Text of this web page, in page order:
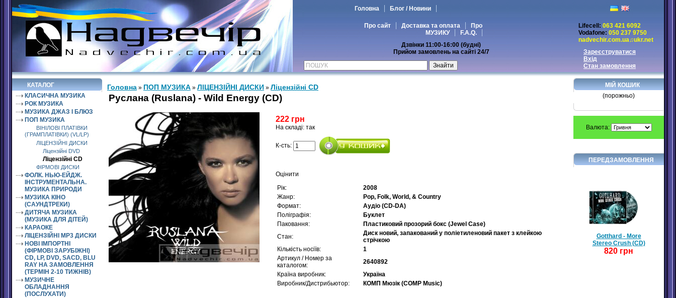
Головна Блог / Новини
Про сайт Доставка та оплата
Про
МУЗИКУ
F.A.Q.
Дзвінки 11:00-16:00 (будні)
Прийом замовлень на сайті 24/7
Lifecell: 063 421 6092
Vodafone: 050 237 9750
nadvechir.com.ua♫ukr.net
Зареєструватися
Вхід
Стан замовлення
КАТАЛОГ
КЛАСИЧНА МУЗИКА
РОК МУЗИКА
МУЗИКА ДЖАЗ І БЛЮЗ
ПОП МУЗИКА
ВІНІЛОВІ ПЛАТІВКИ
(ГРАМПЛАТІВКИ) (VL/LP)
ЛІЦЕНЗІЙНІ ДИСКИ
Ліцензійні DVD
Ліцензійні СD
ФІРМОВІ ДИСКИ
ФОЛК. НЬЮ-ЕЙДЖ.
ІНСТРУМЕНТАЛЬНА.
МУЗИКА ПРИРОДИ
МУЗИКА КІНО
(САУНДТРЕКИ)
ДИТЯЧА МУЗИКА
(МУЗИКА ДЛЯ ДІТЕЙ)
КАРАОКЕ
ЛІЦЕНЗІЙНІ MP3 ДИСКИ
НОВІ ІМПОРТНІ
(ФІРМОВІ ЗАРУБІЖНІ)
CD, LP, DVD, SACD, BLU
RAY НА ЗАМОВЛЕННЯ
(ТЕРМІН 2-10 ТИЖНІВ)
МУЗИЧНЕ
ОБЛАДНАННЯ
(ПОСЛУХАТИ)
Головна » ПОП МУЗИКА » ЛІЦЕНЗІЙНІ ДИСКИ » Ліцензійні СD
Руслана (Ruslana) - Wild Energy (CD)
222 грн
На складі: так
К-сть:
Оцінити
Рік:
2008
Жанр:
Pop, Folk, World, & Country
Формат:
Аудіо (CD-DA)
Поліграфія:
Буклет
Паковання:
Пластиковий прозорий бокс (Jewel Case)
Стан:
Диск новий, запакований у поліетиленовий пакет з клейкою
стрічкою
Кількість носіїв:
1
Артикул / Номер за
каталогом:
2640892
Країна виробник:
Україна
Виробник/Дистрибьютор:
КОМП Мюзік (COMP Music)
МІЙ КОШИК
(порожньо)
Валюта:
ПЕРЕДЗАМОВЛЕННЯ
Gotthard - More
Stereo Crush (CD)
820 грн